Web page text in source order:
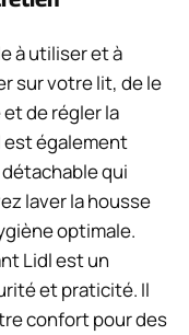
à utiliser et à
sur votre lit, de le
de régler la
est également
qui
laver la housse
optimale.
Lidl est un
et praticité. Il
confort pour des